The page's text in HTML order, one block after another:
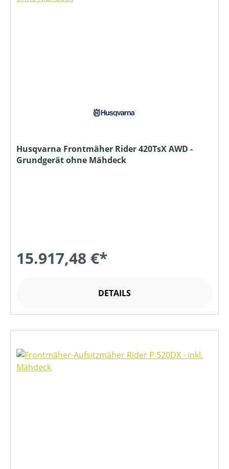
Husqvarna Frontmäher Rider 420TsX AWD -
Grundgerät ohne Mähdeck
15.917,48 €*
DETAILS